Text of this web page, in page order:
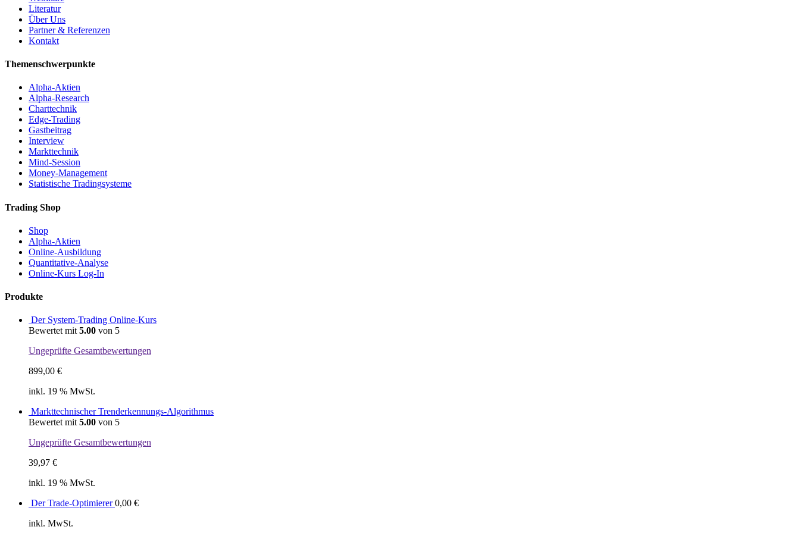
Literatur
Über Uns
Partner & Referenzen
Kontakt
Themenschwerpunkte
Alpha-Aktien
Alpha-Research
Charttechnik
Edge-Trading
Gastbeitrag
Interview
Markttechnik
Mind-Session
Money-Management
Statistische Tradingsysteme
Trading Shop
Shop
Alpha-Aktien
Online-Ausbildung
Quantitative-Analyse
Online-Kurs Log-In
Produkte
Der System-Trading Online-Kurs
Bewertet mit 5.00 von 5
Ungeprüfte Gesamtbewertungen
899,00 €
inkl. 19 % MwSt.
Markttechnischer Trenderkennungs-Algorithmus
Bewertet mit 5.00 von 5
Ungeprüfte Gesamtbewertungen
39,97 €
inkl. 19 % MwSt.
Der Trade-Optimierer 0,00 €
inkl. MwSt.